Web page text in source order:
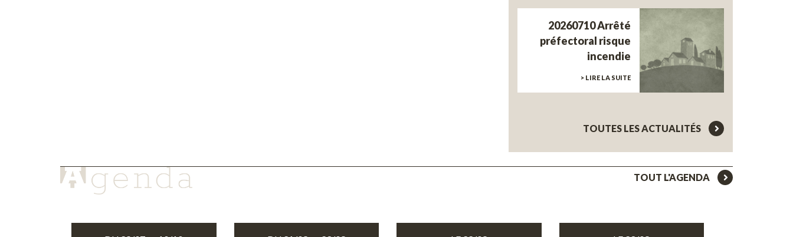
20260710 Arrêté
préfectoral risque
incendie
> LIRE LA SUITE
TOUTES LES ACTUALITÉS
TOUT L'AGENDA